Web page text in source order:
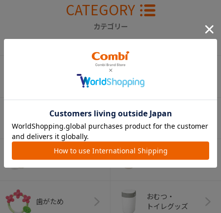
CATEGORY
カテゴリー
ベビーラック＆
ベビーチェア
抱っこひも
（子守帯）
哺乳びん関連
おしゃぶり
歯がため
おむつ・
トイレグッズ